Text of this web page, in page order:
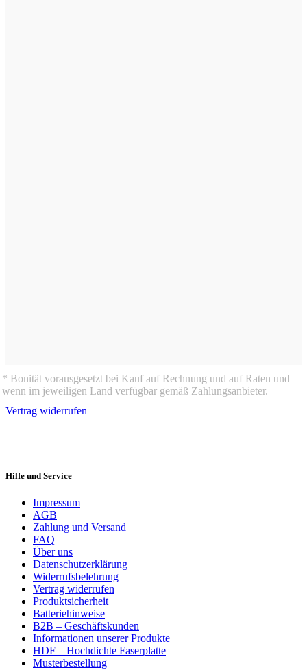
* Bonität vorausgesetzt bei Kauf auf Rechnung und auf Raten und
wenn im jeweiligen Land verfügbar gemäß Zahlungsanbieter.
Vertrag widerrufen
Hilfe und Service
Impressum
AGB
Zahlung und Versand
FAQ
Über uns
Datenschutzerklärung
Widerrufsbelehrung
Vertrag widerrufen
Produktsicherheit
Batteriehinweise
B2B – Geschäftskunden
Informationen unserer Produkte
HDF – Hochdichte Faserplatte
Musterbestellung